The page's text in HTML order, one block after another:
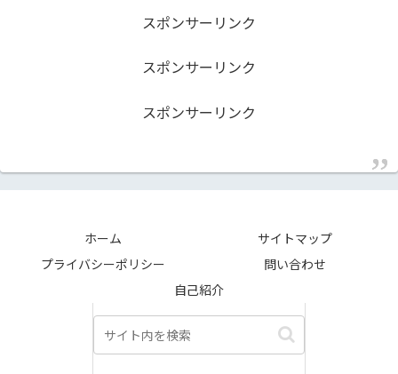
スポンサーリンク
スポンサーリンク
スポンサーリンク
ホーム
サイトマップ
プライバシーポリシー
問い合わせ
自己紹介